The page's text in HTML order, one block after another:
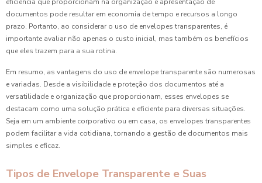
documentos pode resultar em economia de tempo e recursos a longo
prazo. Portanto, ao considerar o uso de envelopes transparentes, é
importante avaliar não apenas o custo inicial, mas também os benefícios
que eles trazem para a sua rotina.
Em resumo, as vantagens do uso de envelope transparente são numerosas
e variadas. Desde a visibilidade e proteção dos documentos até a
versatilidade e organização que proporcionam, esses envelopes se
destacam como uma solução prática e eficiente para diversas situações.
Seja em um ambiente corporativo ou em casa, os envelopes transparentes
podem facilitar a vida cotidiana, tornando a gestão de documentos mais
simples e eficaz.
Tipos de Envelope Transparente e Suas